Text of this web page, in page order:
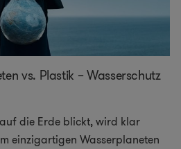
vs. Plastik – Wasserschutz
die Erde blickt, wird klar
einzigartigen Wasserplaneten